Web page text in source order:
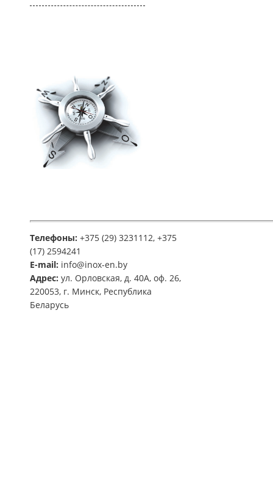
Телефоны: +375 (29) 3231112, +375
(17) 2594241
E-mail: info@inox-en.by
Адрес: ул. Орловская, д. 40А, оф. 26,
220053, г. Минск, Республика
Беларусь